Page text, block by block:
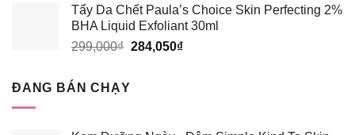
là:
219,000₫.
tại
là:
208,050₫.
Tẩy Da Chết Paula’s Choice Skin Perfecting 2%
BHA Liquid Exfoliant 30ml
299,000₫ Giá
284,050₫Giá
ĐANG BÁN CHẠY